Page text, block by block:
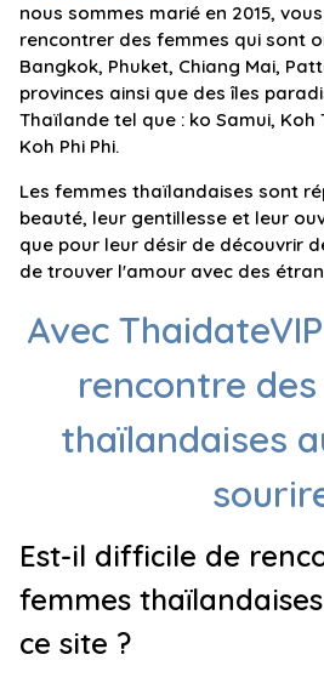
nous sommes marié en 2015,
rencontrer des femmes qui sont
Bangkok, Phuket, Chiang Mai,
provinces ainsi que des îles
Thaïlande tel que : ko Samui, Koh
Koh Phi Phi.
Les femmes thaïlandaises sont
beauté, leur gentillesse et leur
que pour leur désir de découvrir
de trouver l'amour avec des
Avec
rencontre
thaïlandaises
Est-il difficile de
femmes
ce site ?